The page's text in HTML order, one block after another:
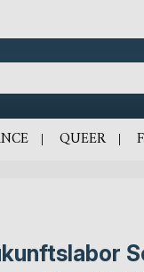
QUEER